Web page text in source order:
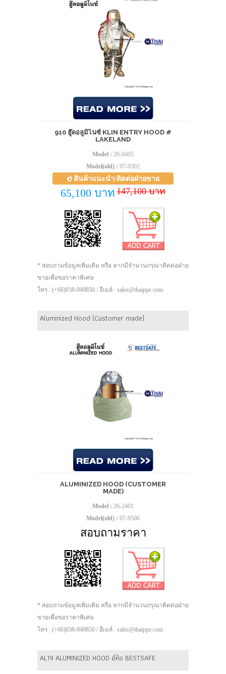
910 ฮู๊ดอลูมิไนซ์ KLIN ENTRY HOOD #
LAKELAND
Model : 26-0405
Model(old) : 07-9302
สินค้าแนะนำ/ติดต่อฝ่ายขาย
65,100 บาท 147,100 บาท
* สอบถามข้อมูลเพิ่มเติม หรือ หากมีจำนวนกรุณาติดต่อฝ่าย
ขายเพื่อขอราคาพิเศษ
โทร : (+66)038-949850 / อีเมล์ : sales@thaippe.com
Aluminized Hood (Customer made)
ALUMINIZED HOOD (CUSTOMER
MADE)
Model : 26-2401
Model(old) : 07-9506
สอบถามราคา
* สอบถามข้อมูลเพิ่มเติม หรือ หากมีจำนวนกรุณาติดต่อฝ่าย
ขายเพื่อขอราคาพิเศษ
โทร : (+66)038-949850 / อีเมล์ : sales@thaippe.com
AL19 ALUMINIZED HOOD ยี่ห้อ BESTSAFE